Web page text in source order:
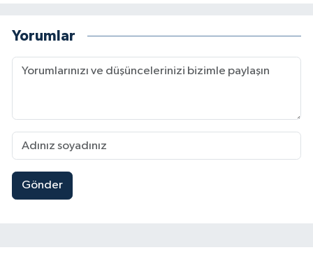
Yorumlar
Gönder